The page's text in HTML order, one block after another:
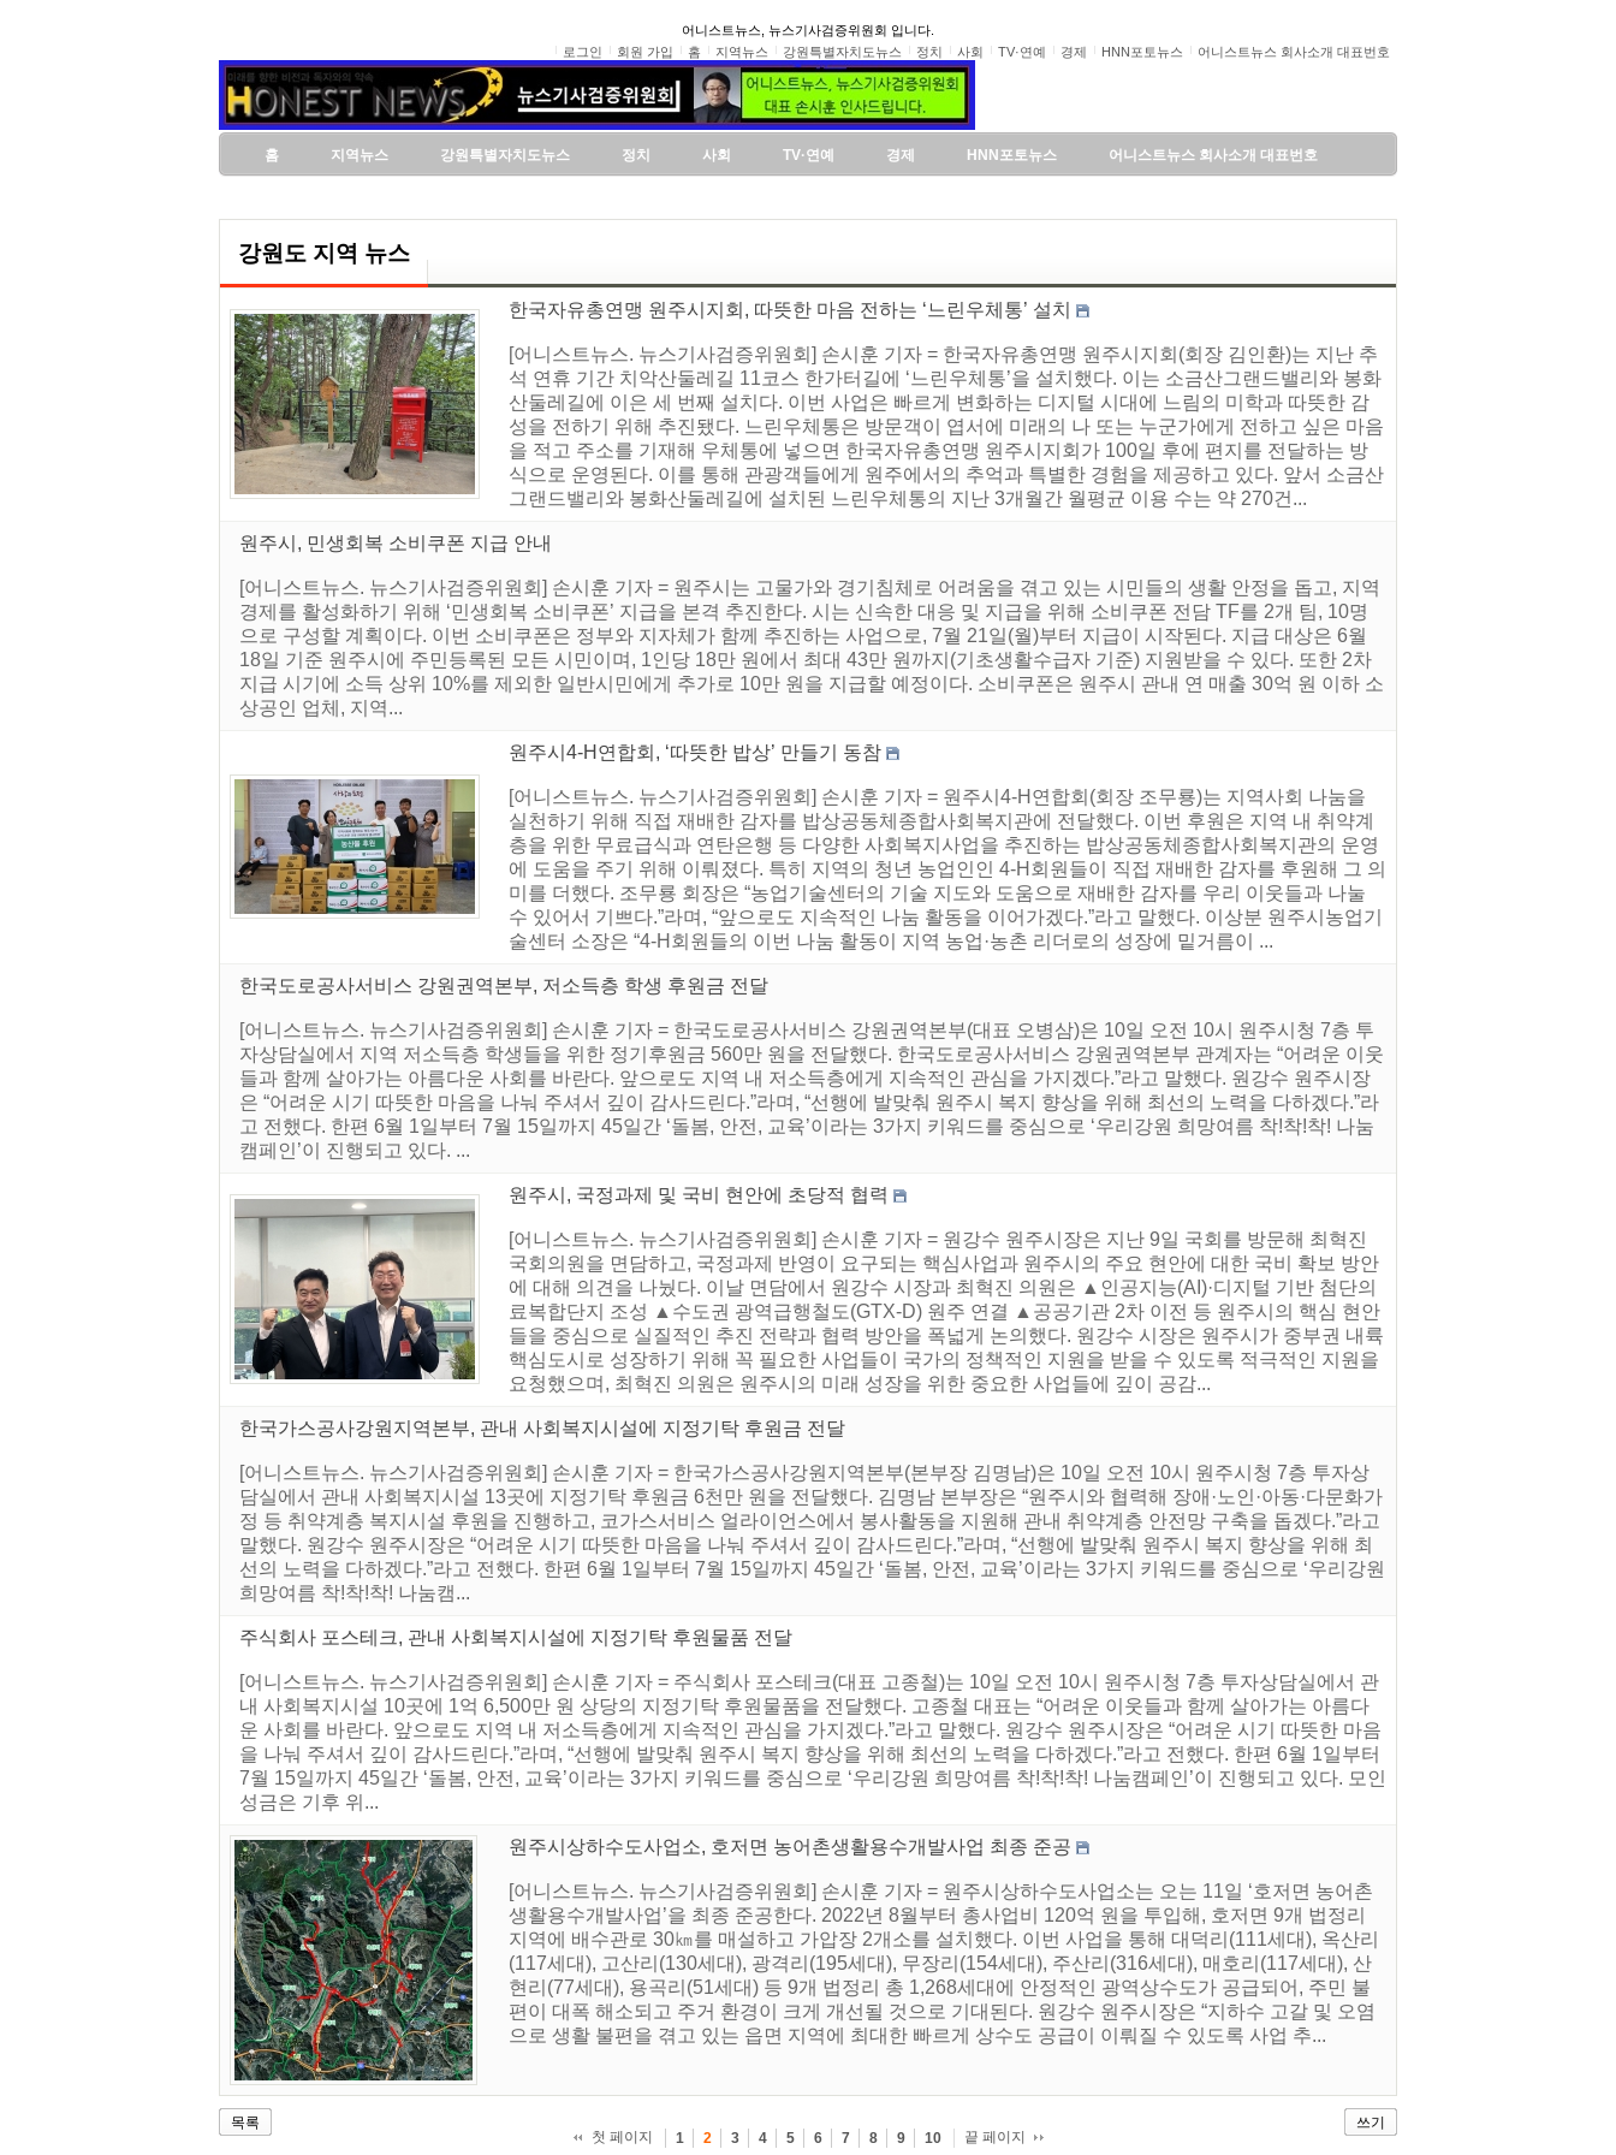
어니스트뉴스, 뉴스기사검증위원회 입니다.
로그인
회원 가입 홈 지역뉴스 강원특별자치도뉴스 정치 사회 TV·연예 경제 HNN포토뉴스 어니스트뉴스 회사소개 대표번호
홈 지역뉴스 강원특별자치도뉴스 정치 사회 TV·연예 경제 HNN포토뉴스 어니스트뉴스 회사소개 대표번호
강원도 지역 뉴스
한국자유총연맹 원주시지회, 따뜻한 마음 전하는 ‘느린우체통’ 설치
[어니스트뉴스. 뉴스기사검증위원회] 손시훈 기자 = 한국자유총연맹 원주시지회(회장 김인환)는 지난 추
석 연휴 기간 치악산둘레길 11코스 한가터길에 ‘느린우체통’을 설치했다. 이는 소금산그랜드밸리와 봉화
산둘레길에 이은 세 번째 설치다. 이번 사업은 빠르게 변화하는 디지털 시대에 느림의 미학과 따뜻한 감
성을 전하기 위해 추진됐다. 느린우체통은 방문객이 엽서에 미래의 나 또는 누군가에게 전하고 싶은 마음
을 적고 주소를 기재해 우체통에 넣으면 한국자유총연맹 원주시지회가 100일 후에 편지를 전달하는 방
식으로 운영된다. 이를 통해 관광객들에게 원주에서의 추억과 특별한 경험을 제공하고 있다. 앞서 소금산
그랜드밸리와 봉화산둘레길에 설치된 느린우체통의 지난 3개월간 월평균 이용 수는 약 270건...
원주시, 민생회복 소비쿠폰 지급 안내
[어니스트뉴스. 뉴스기사검증위원회] 손시훈 기자 = 원주시는 고물가와 경기침체로 어려움을 겪고 있는 시민들의 생활 안정을 돕고, 지역
경제를 활성화하기 위해 ‘민생회복 소비쿠폰’ 지급을 본격 추진한다. 시는 신속한 대응 및 지급을 위해 소비쿠폰 전담 TF를 2개 팀, 10명
으로 구성할 계획이다. 이번 소비쿠폰은 정부와 지자체가 함께 추진하는 사업으로, 7월 21일(월)부터 지급이 시작된다. 지급 대상은 6월
18일 기준 원주시에 주민등록된 모든 시민이며, 1인당 18만 원에서 최대 43만 원까지(기초생활수급자 기준) 지원받을 수 있다. 또한 2차
지급 시기에 소득 상위 10%를 제외한 일반시민에게 추가로 10만 원을 지급할 예정이다. 소비쿠폰은 원주시 관내 연 매출 30억 원 이하 소
상공인 업체, 지역...
원주시4-H연합회, ‘따뜻한 밥상’ 만들기 동참
[어니스트뉴스. 뉴스기사검증위원회] 손시훈 기자 = 원주시4-H연합회(회장 조무룡)는 지역사회 나눔을
실천하기 위해 직접 재배한 감자를 밥상공동체종합사회복지관에 전달했다. 이번 후원은 지역 내 취약계
층을 위한 무료급식과 연탄은행 등 다양한 사회복지사업을 추진하는 밥상공동체종합사회복지관의 운영
에 도움을 주기 위해 이뤄졌다. 특히 지역의 청년 농업인인 4-H회원들이 직접 재배한 감자를 후원해 그 의
미를 더했다. 조무룡 회장은 “농업기술센터의 기술 지도와 도움으로 재배한 감자를 우리 이웃들과 나눌
수 있어서 기쁘다.”라며, “앞으로도 지속적인 나눔 활동을 이어가겠다.”라고 말했다. 이상분 원주시농업기
술센터 소장은 “4-H회원들의 이번 나눔 활동이 지역 농업·농촌 리더로의 성장에 밑거름이 ...
한국도로공사서비스 강원권역본부, 저소득층 학생 후원금 전달
[어니스트뉴스. 뉴스기사검증위원회] 손시훈 기자 = 한국도로공사서비스 강원권역본부(대표 오병삼)은 10일 오전 10시 원주시청 7층 투
자상담실에서 지역 저소득층 학생들을 위한 정기후원금 560만 원을 전달했다. 한국도로공사서비스 강원권역본부 관계자는 “어려운 이웃
들과 함께 살아가는 아름다운 사회를 바란다. 앞으로도 지역 내 저소득층에게 지속적인 관심을 가지겠다.”라고 말했다. 원강수 원주시장
은 “어려운 시기 따뜻한 마음을 나눠 주셔서 깊이 감사드린다.”라며, “선행에 발맞춰 원주시 복지 향상을 위해 최선의 노력을 다하겠다.”라
고 전했다. 한편 6월 1일부터 7월 15일까지 45일간 ‘돌봄, 안전, 교육’이라는 3가지 키워드를 중심으로 ‘우리강원 희망여름 착!착!착! 나눔
캠페인’이 진행되고 있다. ...
원주시, 국정과제 및 국비 현안에 초당적 협력
[어니스트뉴스. 뉴스기사검증위원회] 손시훈 기자 = 원강수 원주시장은 지난 9일 국회를 방문해 최혁진
국회의원을 면담하고, 국정과제 반영이 요구되는 핵심사업과 원주시의 주요 현안에 대한 국비 확보 방안
에 대해 의견을 나눴다. 이날 면담에서 원강수 시장과 최혁진 의원은 ▲인공지능(AI)·디지털 기반 첨단의
료복합단지 조성 ▲수도권 광역급행철도(GTX-D) 원주 연결 ▲공공기관 2차 이전 등 원주시의 핵심 현안
들을 중심으로 실질적인 추진 전략과 협력 방안을 폭넓게 논의했다. 원강수 시장은 원주시가 중부권 내륙
핵심도시로 성장하기 위해 꼭 필요한 사업들이 국가의 정책적인 지원을 받을 수 있도록 적극적인 지원을
요청했으며, 최혁진 의원은 원주시의 미래 성장을 위한 중요한 사업들에 깊이 공감...
한국가스공사강원지역본부, 관내 사회복지시설에 지정기탁 후원금 전달
[어니스트뉴스. 뉴스기사검증위원회] 손시훈 기자 = 한국가스공사강원지역본부(본부장 김명남)은 10일 오전 10시 원주시청 7층 투자상
담실에서 관내 사회복지시설 13곳에 지정기탁 후원금 6천만 원을 전달했다. 김명남 본부장은 “원주시와 협력해 장애·노인·아동·다문화가
정 등 취약계층 복지시설 후원을 진행하고, 코가스서비스 얼라이언스에서 봉사활동을 지원해 관내 취약계층 안전망 구축을 돕겠다.”라고
말했다. 원강수 원주시장은 “어려운 시기 따뜻한 마음을 나눠 주셔서 깊이 감사드린다.”라며, “선행에 발맞춰 원주시 복지 향상을 위해 최
선의 노력을 다하겠다.”라고 전했다. 한편 6월 1일부터 7월 15일까지 45일간 ‘돌봄, 안전, 교육’이라는 3가지 키워드를 중심으로 ‘우리강원
희망여름 착!착!착! 나눔캠...
주식회사 포스테크, 관내 사회복지시설에 지정기탁 후원물품 전달
[어니스트뉴스. 뉴스기사검증위원회] 손시훈 기자 = 주식회사 포스테크(대표 고종철)는 10일 오전 10시 원주시청 7층 투자상담실에서 관
내 사회복지시설 10곳에 1억 6,500만 원 상당의 지정기탁 후원물품을 전달했다. 고종철 대표는 “어려운 이웃들과 함께 살아가는 아름다
운 사회를 바란다. 앞으로도 지역 내 저소득층에게 지속적인 관심을 가지겠다.”라고 말했다. 원강수 원주시장은 “어려운 시기 따뜻한 마음
을 나눠 주셔서 깊이 감사드린다.”라며, “선행에 발맞춰 원주시 복지 향상을 위해 최선의 노력을 다하겠다.”라고 전했다. 한편 6월 1일부터
7월 15일까지 45일간 ‘돌봄, 안전, 교육’이라는 3가지 키워드를 중심으로 ‘우리강원 희망여름 착!착!착! 나눔캠페인’이 진행되고 있다. 모인
성금은 기후 위...
원주시상하수도사업소, 호저면 농어촌생활용수개발사업 최종 준공
[어니스트뉴스. 뉴스기사검증위원회] 손시훈 기자 = 원주시상하수도사업소는 오는 11일 ‘호저면 농어촌
생활용수개발사업’을 최종 준공한다. 2022년 8월부터 총사업비 120억 원을 투입해, 호저면 9개 법정리
지역에 배수관로 30㎞를 매설하고 가압장 2개소를 설치했다. 이번 사업을 통해 대덕리(111세대), 옥산리
(117세대), 고산리(130세대), 광격리(195세대), 무장리(154세대), 주산리(316세대), 매호리(117세대), 산
현리(77세대), 용곡리(51세대) 등 9개 법정리 총 1,268세대에 안정적인 광역상수도가 공급되어, 주민 불
편이 대폭 해소되고 주거 환경이 크게 개선될 것으로 기대된다. 원강수 원주시장은 “지하수 고갈 및 오염
으로 생활 불편을 겪고 있는 읍면 지역에 최대한 빠르게 상수도 공급이 이뤄질 수 있도록 사업 추...
목록
쓰기
첫 페이지
1 2 3 4 5 6 7 8 9 10 끝 페이지